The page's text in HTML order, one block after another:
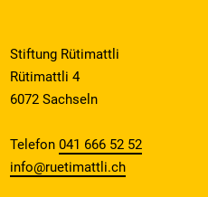
Stiftung Rütimattli
Rütimattli 4
6072 Sachseln
Telefon041 666 52 52
info@ruetimattli.ch